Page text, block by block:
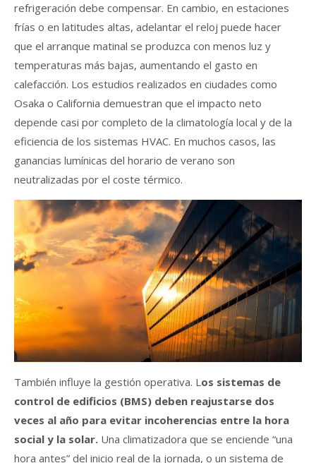
refrigeración debe compensar. En cambio, en estaciones
frías o en latitudes altas, adelantar el reloj puede hacer
que el arranque matinal se produzca con menos luz y
temperaturas más bajas, aumentando el gasto en
calefacción. Los estudios realizados en ciudades como
Osaka o California demuestran que el impacto neto
depende casi por completo de la climatología local y de la
eficiencia de los sistemas HVAC. En muchos casos, las
ganancias lumínicas del horario de verano son
neutralizadas por el coste térmico.
También influye la gestión operativa. Los sistemas de
control de edificios (BMS) deben reajustarse dos
veces al año para evitar incoherencias entre la hora
social y la solar. Una climatizadora que se enciende “una
hora antes” del inicio real de la jornada, o un sistema de